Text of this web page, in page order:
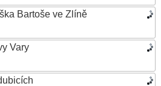
Bartoše ve Zlíně
Vary